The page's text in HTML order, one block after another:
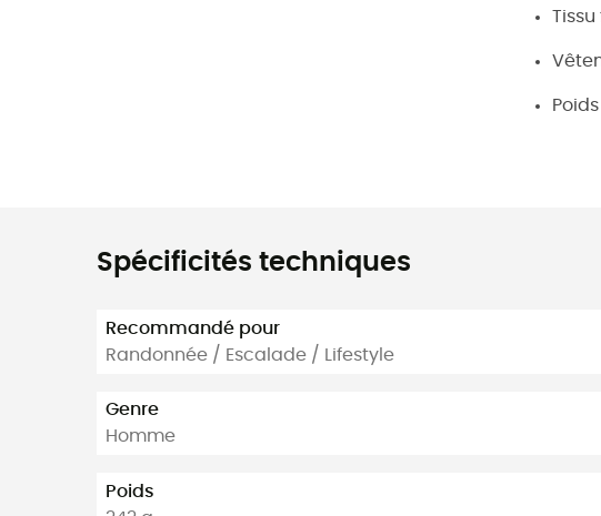
Spécificités techniques
Recommandé pour
Randonnée / Escalade / Lifestyle
Genre
Homme
Poids